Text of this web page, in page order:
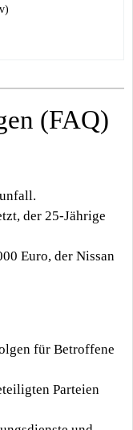
(FAQ)
der 25-Jährige
Euro, der Nissan
für Betroffene
Parteien